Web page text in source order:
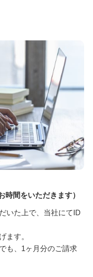
時間をいただきます）
いた上で、当社にてID
ます。
も、1ヶ月分のご請求